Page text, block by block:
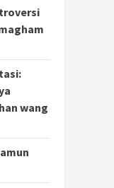
wang